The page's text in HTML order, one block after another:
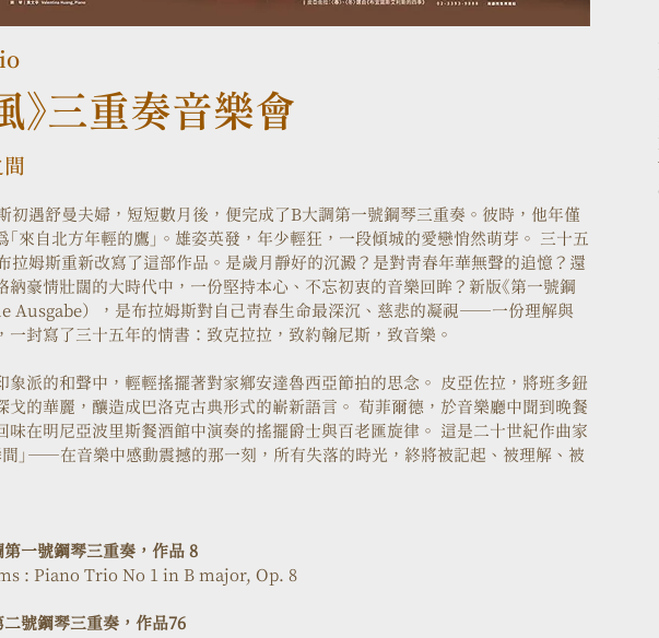
》三重奏音樂會
間
初遇舒曼夫婦，短短數月後，便完成了B大調第一號鋼琴三重奏。彼時，他年僅
「來自北方年輕的鷹」。雄姿英發，年少輕狂，一段傾城的愛戀悄然萌芽。 三十五
拉姆斯重新改寫了這部作品。是歲月靜好的沉澱？是對青春年華無聲的追憶？還
納豪情壯闊的大時代中，一份堅持本心、不忘初衷的音樂回眸？新版《第一號鋼
Ausgabe），是布拉姆斯對自己青春生命最深沉、慈悲的凝視——一份理解與
一封寫了三十五年的情書：致克拉拉，致約翰尼斯，致音樂。
象派的和聲中，輕輕搖擺著對家鄉安達魯西亞節拍的思念。 皮亞佐拉，將班多鈕
戈的華麗，釀造成巴洛克古典形式的嶄新語言。 荀菲爾德，於音樂廳中聞到晚餐
味在明尼亞波里斯餐酒館中演奏的搖擺爵士與百老匯旋律。 這是二十世紀作曲家
間」——在音樂中感動震撼的那一刻，所有失落的時光，終將被記起、被理解、被
一號鋼琴三重奏，作品 8
: Piano Trio No 1 in B major, Op. 8
二號鋼琴三重奏，作品76